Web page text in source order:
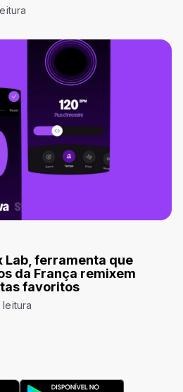
Lab, ferramenta que
da França remixem
favoritos
leitura